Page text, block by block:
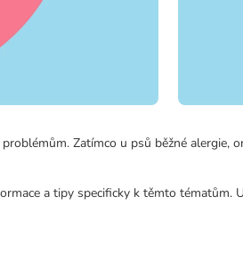
Zatímco u psů běžné alergie,
a tipy specificky k těmto tématům.